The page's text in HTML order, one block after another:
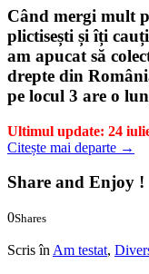
Când mergi mult
plictisești și îți
am apucat să
drepte din
pe locul 3 are o
Ultimul update: 24
Citește mai departe →
Share and Enjoy !
0Shares
Scris în Am testat,